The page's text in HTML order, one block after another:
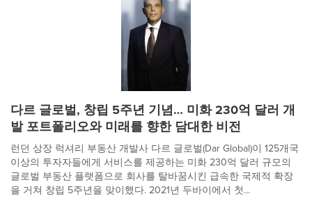
다르 글로벌, 창립 5주년 기념… 미화 230억 달러 개
발 포트폴리오와 미래를 향한 담대한 비전
런던 상장 럭셔리 부동산 개발사 다르 글로벌(Dar Global)이 125개국
이상의 투자자들에게 서비스를 제공하는 미화 230억 달러 규모의
글로벌 부동산 플랫폼으로 회사를 탈바꿈시킨 급속한 국제적 확장
을 거쳐 창립 5주년을 맞이했다. 2021년 두바이에서 첫...